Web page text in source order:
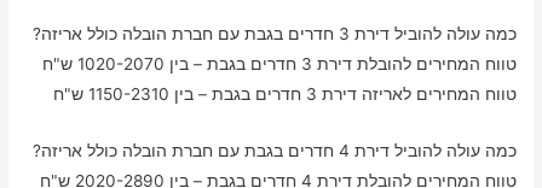
כמה עולה להוביל דירת 3 חדרים בגבת עם חברת הובלה כולל אריזה?
טווח המחירים להובלת דירת 3 חדרים בגבת – בין 1020-2070 ש"ח
טווח המחירים לאריזה דירת 3 חדרים בגבת – בין 1150-2310 ש"ח
כמה עולה להוביל דירת 4 חדרים בגבת עם חברת הובלה כולל אריזה?
טווח המחירים להובלת דירת 4 חדרים בגבת – בין 2020-2890 ש"ח